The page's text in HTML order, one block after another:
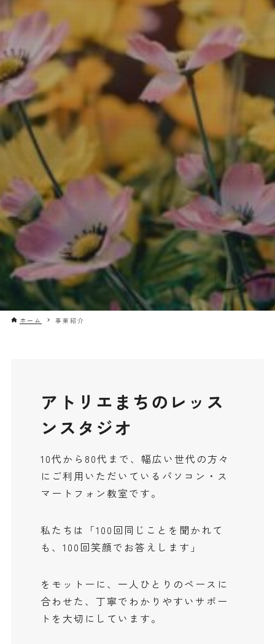
ホーム 事業紹介
アトリエまちのレッス
ンスタジオ
10代から80代まで、幅広い世代の方々
にご利用いただいているパソコン・ス
マートフォン教室です。
私たちは「100回同じことを聞かれて
も、100回笑顔でお答えします」
をモットーに、一人ひとりのペースに
合わせた、丁寧でわかりやすいサポー
トを大切にしています。